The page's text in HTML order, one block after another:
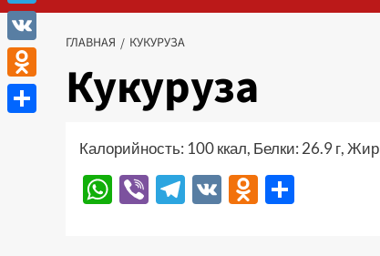
ГЛАВНАЯ КУКУРУЗА
Кукуруза
Калорийность: 100 ккал, Белки: 26.9 г,
WhatsApp
ViberTelegram
VK
Telegram
VK
Odnoklassniki